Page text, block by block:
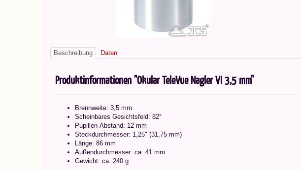
Beschreibung Daten
Produktinformationen "Okular TeleVue Nagler VI 3,5 mm"
Brennweite: 3,5 mm
Scheinbares Gesichtsfeld: 82°
Pupillen-Abstand: 12 mm
Steckdurchmesser: 1,25" (31,75 mm)
Länge: 86 mm
Außendurchmesser: ca. 41 mm
Gewicht: ca. 240 g